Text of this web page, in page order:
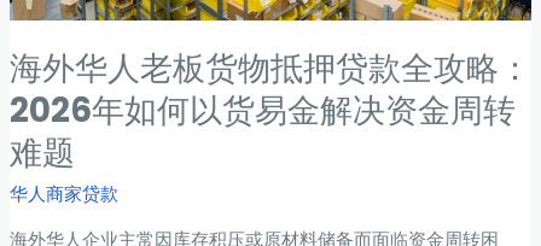
贷
款
何
成
为
海外华人老板货物抵押贷款全攻略：
2026年如何以货易金解决资金周转
难题
华人商家贷款
海外华人企业主常因库存积压或原材料储备而面临资金周转困